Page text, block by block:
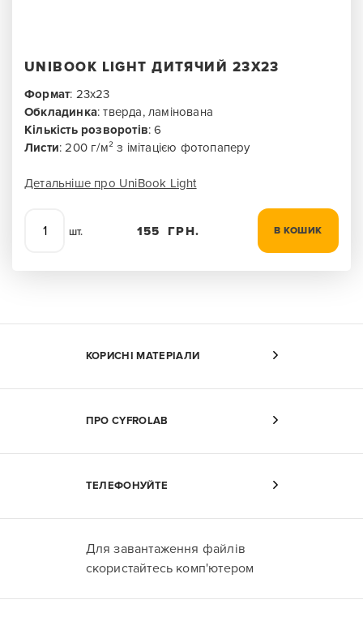
UNIBOOK LIGHT ДИТЯЧИЙ 23X23
Формат: 23х23
Обкладинка: тверда, ламінована
Кількість розворотів: 6
Листи: 200 г/м² з імітацією фотопаперу
Детальніше про UniBook Light
шт. 155 ГРН. В КОШИК
КОРИСНІ МАТЕРІАЛИ
ПРО CYFROLAB
ТЕЛЕФОНУЙТЕ
Для завантаження файлів
скористайтесь комп'ютером